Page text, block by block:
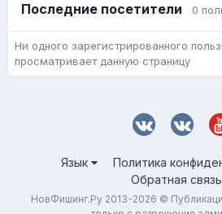
Последние посетители 0
Ни одного зарегистрированного
просматривает данную страницу
Язык
Политика
Обратная связь
НовФишинг.Ру 2013-2026 ©